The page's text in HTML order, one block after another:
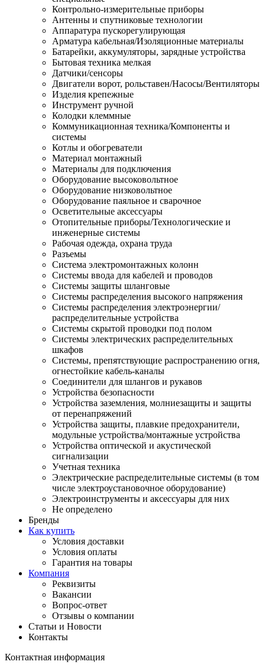
Контрольно-измерительные приборы
Антенны и спутниковые технологии
Аппаратура пускорегулирующая
Арматура кабельная/Изоляционные материалы
Батарейки, аккумуляторы, зарядные устройства
Бытовая техника мелкая
Датчики/сенсоры
Двигатели ворот, рольставен/Насосы/Вентиляторы
Изделия крепежные
Инструмент ручной
Колодки клеммные
Коммуникационная техника/Компоненты и
системы
Котлы и обогреватели
Материал монтажный
Материалы для подключения
Оборудование высоковольтное
Оборудование низковольтное
Оборудование паяльное и сварочное
Осветительные аксессуары
Отопительные приборы/Технологические и
инженерные системы
Рабочая одежда, охрана труда
Разъемы
Система электромонтажных колонн
Системы ввода для кабелей и проводов
Системы защиты шланговые
Системы распределения высокого напряжения
Системы распределения электроэнергии/
распределительные устройства
Системы скрытой проводки под полом
Системы электрических распределительных
шкафов
Системы, препятствующие распространению огня,
огнестойкие кабель-каналы
Соединители для шлангов и рукавов
Устройства безопасности
Устройства заземления, молниезащиты и защиты
от перенапряжений
Устройства защиты, плавкие предохранители,
модульные устройства/монтажные устройства
Устройства оптической и акустической
сигнализации
Учетная техника
Электрические распределительные системы (в том
числе электроустановочное оборудование)
Электроинструменты и аксессуары для них
Не определено
Бренды
Как купить
Условия доставки
Условия оплаты
Гарантия на товары
Компания
Реквизиты
Вакансии
Вопрос-ответ
Отзывы о компании
Статьи и Новости
Контакты
Контактная информация